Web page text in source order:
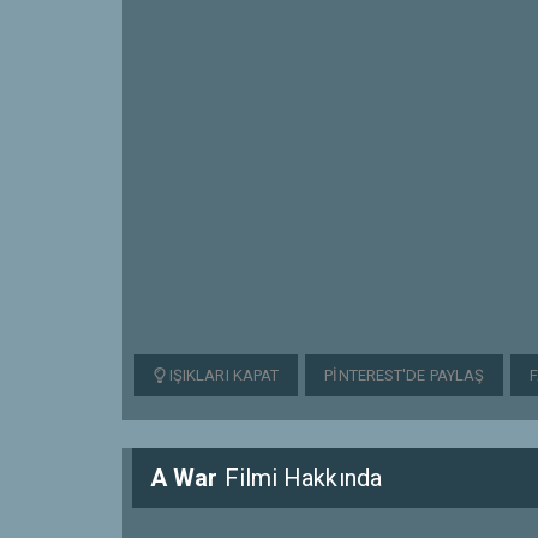
IŞIKLARI KAPAT PINTEREST'DE PAYLAŞ
A War Filmi Hakkında